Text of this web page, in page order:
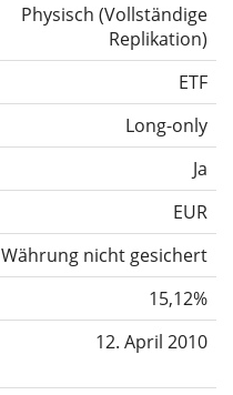
Physisch (Vollständige
Replikation)
ETF
Long-only
Ja
EUR
Währung nicht gesichert
15,12%
12. April 2010